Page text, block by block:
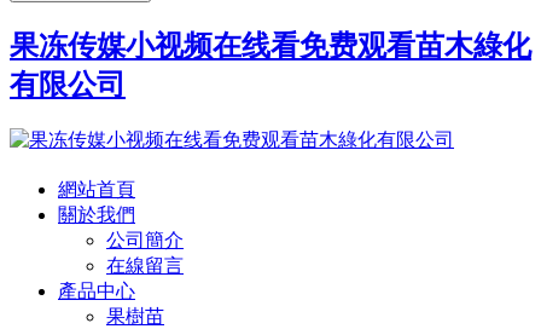
果冻传媒小视频在线看免费观看苗木綠化
有限公司
網站首頁
關於我們
公司簡介
在線留言
產品中心
果樹苗